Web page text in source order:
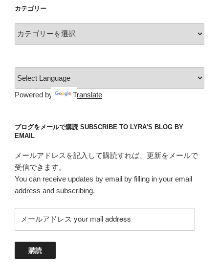
ブ
カテゴリー
テ
ー
Powered by Translate
ブログをメールで購読 SUBSCRIBE TO LYRA'S BLOG BY
EMAIL
メールアドレスを記入して購読すれば、更新をメールで
受信できます。
You can receive updates by email by filling in your email
address and subscribing.
ー
ド
購読